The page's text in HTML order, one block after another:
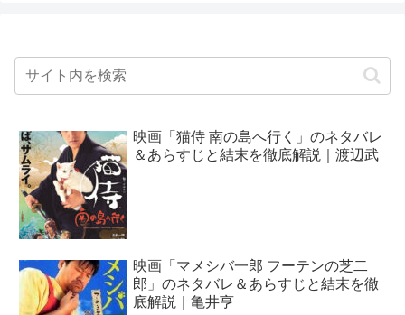
映画「猫侍 南の島へ行く」のネタバレ
＆あらすじと結末を徹底解説｜渡辺武
映画「マメシバ一郎 フーテンの芝二
郎」のネタバレ＆あらすじと結末を徹
底解説｜亀井亨